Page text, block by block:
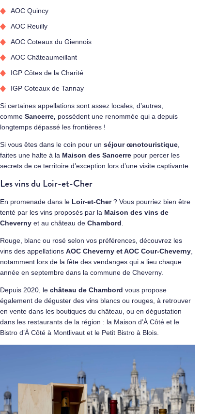
AOC Quincy
AOC Reuilly
AOC Coteaux du Giennois
AOC Châteaumeillant
IGP Côtes de la Charité
IGP Coteaux de Tannay
Si certaines appellations sont assez locales, d’autres,
comme Sancerre, possèdent une renommée qui a depuis
longtemps dépassé les frontières !
Si vous êtes dans le coin pour un séjour œnotouristique
faites une halte à la Maison des Sancerre pour percer les
secrets de ce territoire d’exception lors d’une visite captivante.
Les vins du Loir-et-Cher
En promenade dans le Loir-et-Cher? Vous pourriez bien être
tenté par les vins proposés par la Maison des vins de
Cheverny et au château de Chambord
Rouge, blanc ou rosé selon vos préférences, découvrez les
vins des appellations AOC Cheverny et AOC Cour-Cheverny
notamment lors de la fête des vendanges qui a lieu chaque
année en septembre dans la commune de Cheverny.
Depuis 2020, le château de Chambord vous propose
également de déguster des vins blancs ou rouges, à retrouver
en vente dans les boutiques du château, ou en dégustation
dans les restaurants de la région : la Maison d’À Côté et le
Bistro d’À Côté à Montlivaut et le Petit Bistro à Blois.